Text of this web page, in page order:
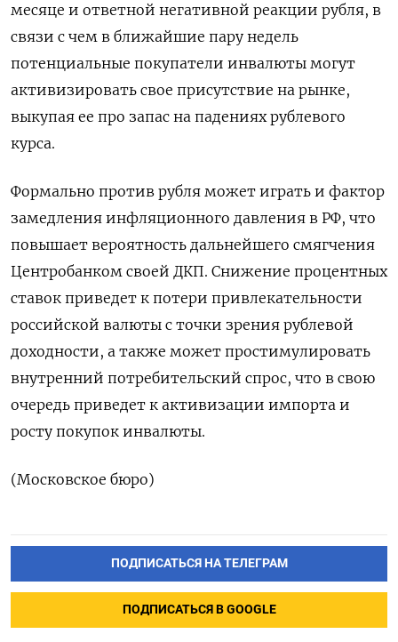
месяце и ответной негативной реакции рубля, в
связи с чем в ближайшие пару недель
‌потенциальные покупатели инвалюты могут
активизировать свое присутствие на рынке,
выкупая ее про запас на падениях рублевого
курса.
Формально против рубля может ‌играть и фактор
замедления инфляционного давления в РФ, что
повышает вероятность дальнейшего смягчения
Центробанком своей ДКП. Снижение процентных
ставок приведет к потери ​привлекательности
российской валюты с точки зрения рублевой
доходности, а также может простимулировать
внутренний потребительский спрос, что ‌в свою
очередь приведет к активизации импорта и
росту покупок инвалюты.
(Московское бюро)
ПОДПИСАТЬСЯ НА ТЕЛЕГРАМ
ПОДПИСАТЬСЯ В GOOGLE